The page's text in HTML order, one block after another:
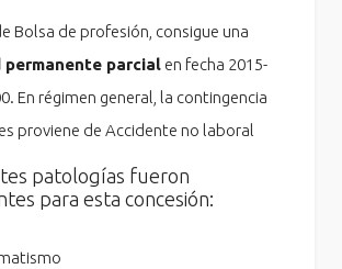
Bolsa de profesión, consigue una
permanente parcial en fecha 2015-
En régimen general, la contingencia
proviene de Accidente no laboral
patologías fueron
para esta concesión: